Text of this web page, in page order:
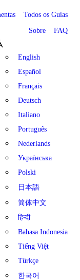
Todos os Guias
Sobre FAQ
English
Español
Français
Deutsch
Italiano
Português
Nederlands
Українська
Polski
日本語
简体中文
हिन्दी
Bahasa Indonesia
Tiếng Việt
Türkçe
한국어